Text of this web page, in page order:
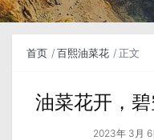
首页 百熙油菜花 正文
油菜花开，
2023年 3月 6